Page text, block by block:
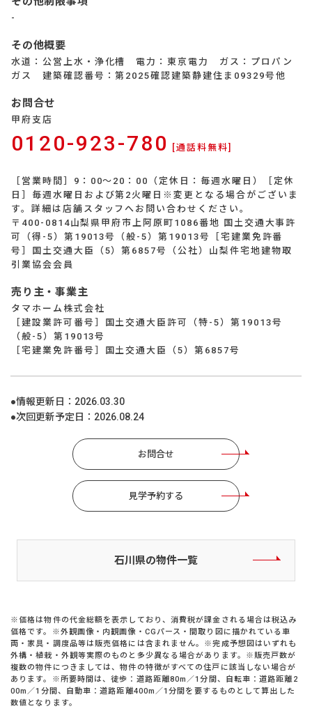
-
その他概要
水道：公営上水・浄化槽 電力：東京電力 ガス：プロパン
ガス 建築確認番号：第2025確認建築静建住ま09329号他
お問合せ
甲府支店
0120-923-780 [通話料無料]
［営業時間］9：00～20：00（定休日：毎週水曜日）［定休
日］毎週水曜日および第2火曜日※変更となる場合がございま
す。詳細は店舗スタッフへお問い合わせください。
〒400-0814山梨県甲府市上阿原町1086番地 国土交通大事許
可（得-5）第19013号（般-5）第19013号［宅建業免許番
号］国土交通大臣（5）第6857号（公社）山梨件宅地建物取
引業協会会員
売り主・事業主
タマホーム株式会社
［建設業許可番号］国土交通大臣許可（特-5）第19013号
（般-5）第19013号
［宅建業免許番号］国土交通大臣（5）第6857号
●情報更新日： 2026.03.30
●次回更新予定日： 2026.08.24
お問合せ
見学予約する
石川県の物件一覧
※価格は物件の代金総額を表示しており、消費税が課金される場合は税込み
価格です。※外観画像・内観画像・CGパース・間取り図に描かれている車
両・家具・調度品等は販売価格には含まれません。※完成予想図はいずれも
外構・植栽・外観等実際のものと多少異なる場合があります。※販売戸数が
複数の物件につきましては、物件の特徴がすべての住戸に該当しない場合が
あります。※所要時間は、徒歩：道路距離80m／1分間、自転車：道路距離2
00m／1分間、自動車：道路距離400m／1分間を要するものとして算出した
数値となります。